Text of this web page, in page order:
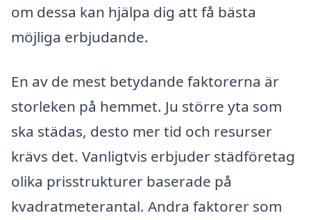
om dessa kan hjälpa dig att få bästa
möjliga erbjudande.
En av de mest betydande faktorerna är
storleken på hemmet. Ju större yta som
ska städas, desto mer tid och resurser
krävs det. Vanligtvis erbjuder städföretag
olika prisstrukturer baserade på
kvadratmeterantal. Andra faktorer som